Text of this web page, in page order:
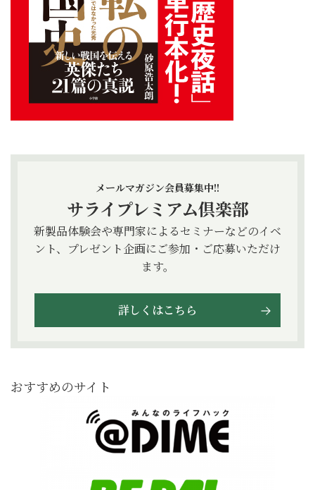
メールマガジン会員募集中!!
サライプレミアム倶楽部
新製品体験会や専門家によるセミナーなどのイベ
ント、プレゼント企画にご参加・ご応募いただけ
ます。
詳しくはこちら
おすすめのサイト